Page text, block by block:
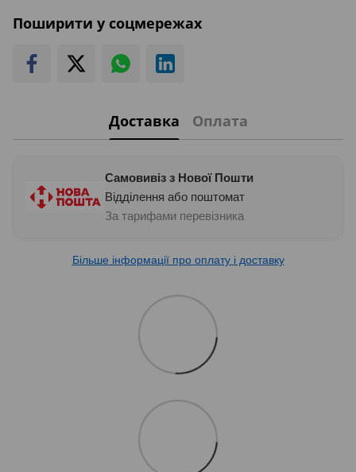
Поширити у соцмережах
Доставка Оплата
Самовивіз з Нової Пошти
Відділення або поштомат
За тарифами перевізника
Більше інформації про оплату і доставку